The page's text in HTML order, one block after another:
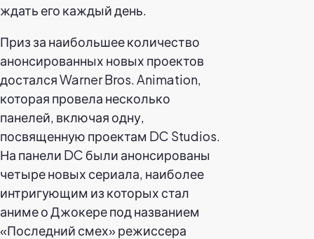
ждать его каждый день.
Приз за наибольшее количество
анонсированных новых проектов
достался Warner Bros. Animation,
которая провела несколько
панелей, включая одну,
посвященную проектам DC Studios.
На панели DC были анонсированы
четыре новых сериала, наиболее
интригующим из которых стал
аниме о Джокере под названием
«Последний смех» режиссера